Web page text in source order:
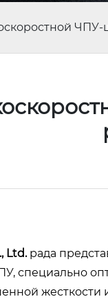
ЧПУ-
Ltd.рада
специально
жесткости